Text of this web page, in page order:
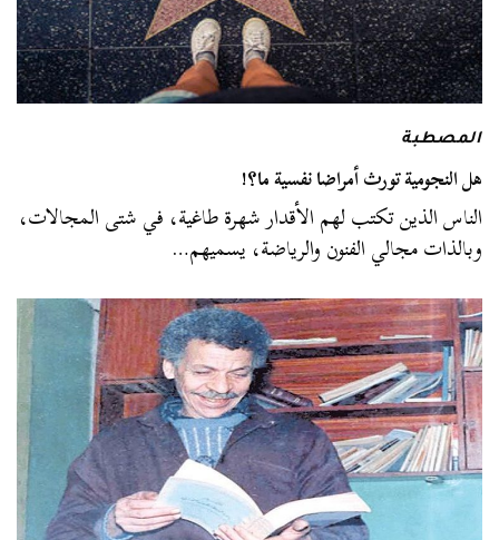
المصطبة
هل النجومية تورث أمراضا نفسية ما؟!
الناس الذين تكتب لهم الأقدار شهرة طاغية، في شتى المجالات،
وبالذات مجالي الفنون والرياضة، يسميهم…